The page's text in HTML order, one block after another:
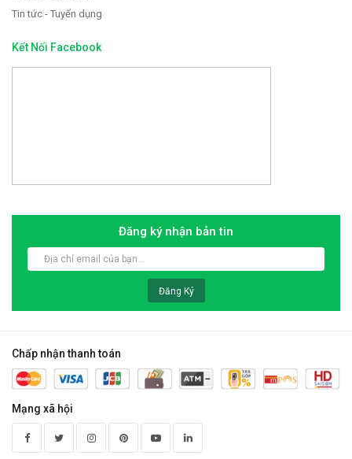
Tin tức - Tuyển dụng
Kết Nối Facebook
Đăng ký nhận bản tin
Đăng Ký
Chấp nhận thanh toán
Mạng xã hội